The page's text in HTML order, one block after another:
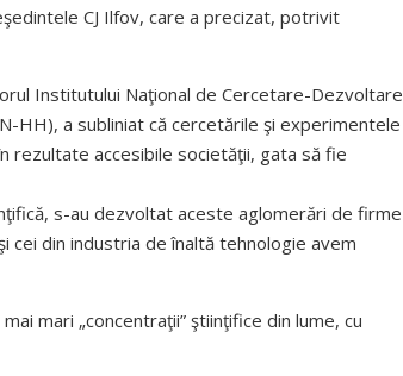
CJ Ilfov, care a precizat, potrivit
Institutului Naţional de Cercetare-Dezvoltare
HH), a subliniat că cercetările şi experimentele
rezultate accesibile societăţii, gata să fie
s-au dezvoltat aceste aglomerări de firme
cei din industria de înaltă tehnologie avem
mari „concentraţii” ştiinţifice din lume, cu